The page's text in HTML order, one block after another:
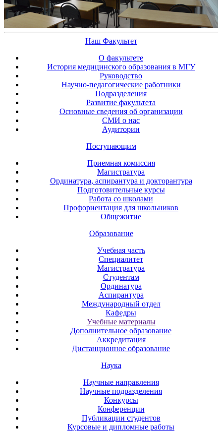
Наш Факультет
О факультете
История медицинского образования в МГУ
Руководство
Научно-педагогические работники
Подразделения
Развитие факультета
Основные сведения об организации
СМИ о нас
Аудитории
Поступающим
Приемная комиссия
Магистратура
Ординатура, аспирантура и докторантура
Подготовительные курсы
Работа со школами
Профориентация для школьников
Общежитие
Образование
Учебная часть
Специалитет
Магистратура
Студентам
Ординатура
Аспирантура
Международный отдел
Кафедры
Учебные материалы
Дополнительное образование
Аккредитация
Дистанционное образование
Наука
Научные направления
Научные подразделения
Конкурсы
Конференции
Публикации студентов
Курсовые и дипломные работы